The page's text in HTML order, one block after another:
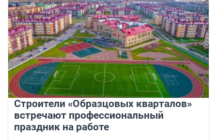
Строители «Образцовых кварталов»
встречают профессиональный
праздник на работе